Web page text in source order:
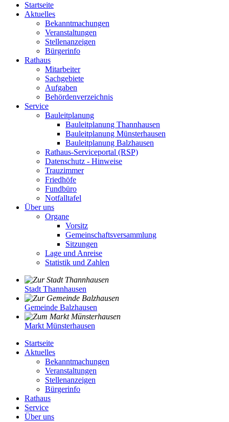
Startseite
Aktuelles
Bekanntmachungen
Veranstaltungen
Stellenanzeigen
Bürgerinfo
Rathaus
Mitarbeiter
Sachgebiete
Aufgaben
Behördenverzeichnis
Service
Bauleitplanung
Bauleitplanung Thannhausen
Bauleitplanung Münsterhausen
Bauleitplanung Balzhausen
Rathaus-Serviceportal (RSP)
Datenschutz - Hinweise
Trauzimmer
Friedhöfe
Fundbüro
Notfalltafel
Über uns
Organe
Vorsitz
Gemeinschaftsversammlung
Sitzungen
Lage und Anreise
Statistik und Zahlen
Stadt Thannhausen
Gemeinde Balzhausen
Markt Münsterhausen
Startseite
Aktuelles
Bekanntmachungen
Veranstaltungen
Stellenanzeigen
Bürgerinfo
Rathaus
Service
Über uns